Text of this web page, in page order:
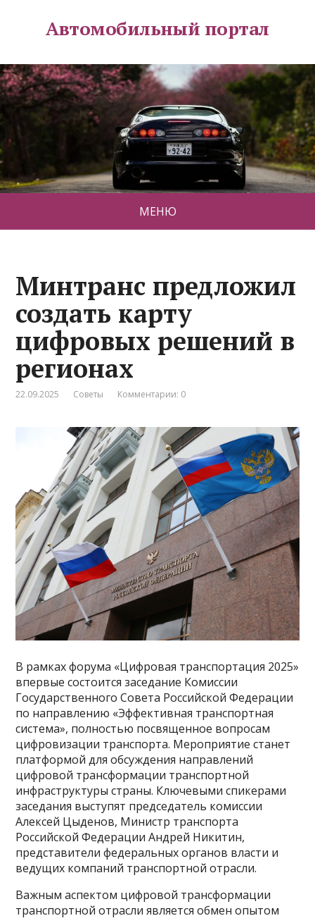
Автомобильный портал
МЕНЮ
Минтранс предложил
создать карту
цифровых решений в
регионах
22.09.2025 Советы Комментарии: 0
В рамках форума «Цифровая транспортация 2025»
впервые состоится заседание Комиссии
Государственного Совета Российской Федерации
по направлению «Эффективная транспортная
система», полностью посвященное вопросам
цифровизации транспорта. Мероприятие станет
платформой для обсуждения направлений
цифровой трансформации транспортной
инфраструктуры страны. Ключевыми спикерами
заседания выступят председатель комиссии
Алексей Цыденов, Министр транспорта
Российской Федерации Андрей Никитин,
представители федеральных органов власти и
ведущих компаний транспортной отрасли.
Важным аспектом цифровой трансформации
транспортной отрасли является обмен опытом